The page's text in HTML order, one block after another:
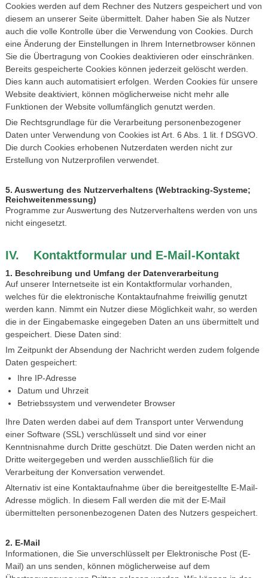
Cookies werden auf dem Rechner des Nutzers gespeichert und von
diesem an unserer Seite übermittelt. Daher haben Sie als Nutzer
auch die volle Kontrolle über die Verwendung von Cookies. Durch
eine Änderung der Einstellungen in Ihrem Internetbrowser können
Sie die Übertragung von Cookies deaktivieren oder einschränken.
Bereits gespeicherte Cookies können jederzeit gelöscht werden.
Dies kann auch automatisiert erfolgen. Werden Cookies für unsere
Website deaktiviert, können möglicherweise nicht mehr alle
Funktionen der Website vollumfänglich genutzt werden.
Die Rechtsgrundlage für die Verarbeitung personenbezogener
Daten unter Verwendung von Cookies ist Art. 6 Abs. 1 lit. f DSGVO.
Die durch Cookies erhobenen Nutzerdaten werden nicht zur
Erstellung von Nutzerprofilen verwendet.
5. Auswertung des Nutzerverhaltens (Webtracking-Systeme;
Reichweitenmessung)
Programme zur Auswertung des Nutzerverhaltens werden von uns
nicht eingesetzt.
IV. Kontaktformular und E-Mail-Kontakt
1. Beschreibung und Umfang der Datenverarbeitung
Auf unserer Internetseite ist ein Kontaktformular vorhanden,
welches für die elektronische Kontaktaufnahme freiwillig genutzt
werden kann. Nimmt ein Nutzer diese Möglichkeit wahr, so werden
die in der Eingabemaske eingegeben Daten an uns übermittelt und
gespeichert. Diese Daten sind:
Im Zeitpunkt der Absendung der Nachricht werden zudem folgende
Daten gespeichert:
Ihre IP-Adresse
Datum und Uhrzeit
Betriebssystem und verwendeter Browser
Ihre Daten werden dabei auf dem Transport unter Verwendung
einer Software (SSL) verschlüsselt und sind vor einer
Kenntnisnahme durch Dritte geschützt. Die Daten werden nicht an
Dritte weitergegeben und werden ausschließlich für die
Verarbeitung der Konversation verwendet.
Alternativ ist eine Kontaktaufnahme über die bereitgestellte E-Mail-
Adresse möglich. In diesem Fall werden die mit der E-Mail
übermittelten personenbezogenen Daten des Nutzers gespeichert.
2. E-Mail
Informationen, die Sie unverschlüsselt per Elektronische Post (E-
Mail) an uns senden, können möglicherweise auf dem